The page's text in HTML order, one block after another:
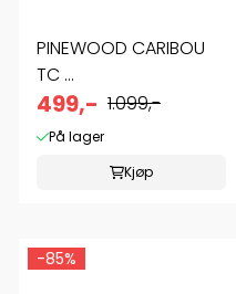
PINEWOOD CARIBOU
TC ...
499,- 1.099,-
På lager
Kjøp
-85%